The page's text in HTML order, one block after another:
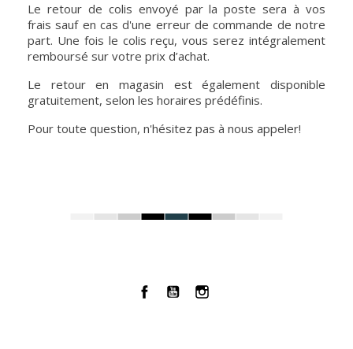
Le retour de colis envoyé par la poste sera à vos
frais sauf en cas d'une erreur de commande de notre
part. Une fois le colis reçu, vous serez intégralement
remboursé sur votre prix d’achat.
Le retour en magasin est également disponible
gratuitement, selon les horaires prédéfinis.
Pour toute question, n'hésitez pas à nous appeler!
Facebook
YouTubeInstagram